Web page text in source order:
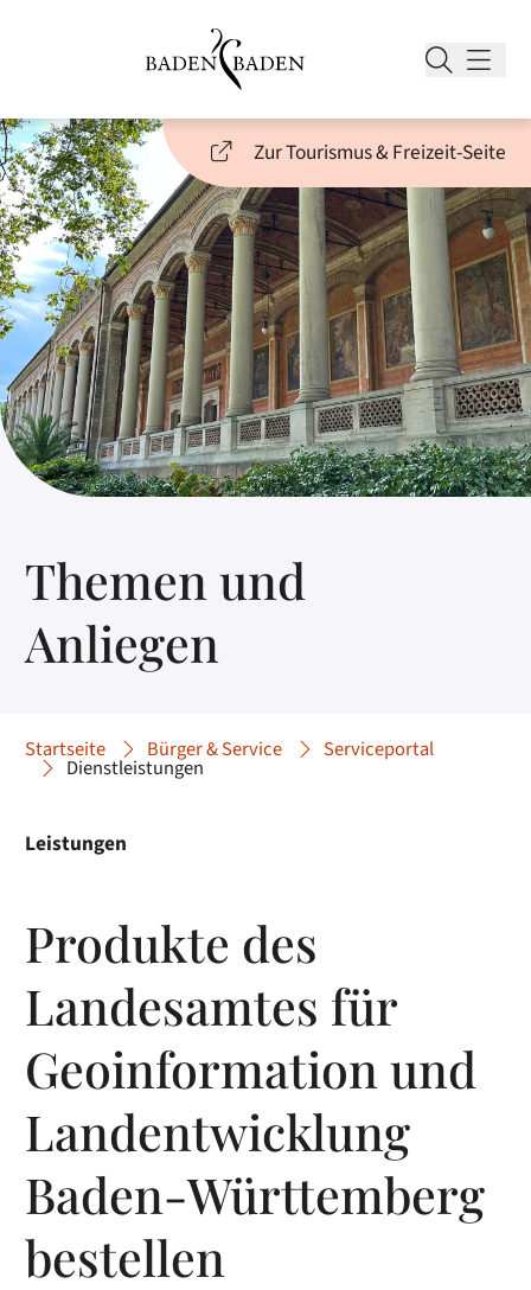
Zur Tourismus & Freizeit-Seite
Themen und
Anliegen
Startseite Bürger & Service Serviceportal
Dienstleistungen
Leistungen
Produkte des
Landesamtes für
Geoinformation und
Landentwicklung
Baden-Württemberg
bestellen